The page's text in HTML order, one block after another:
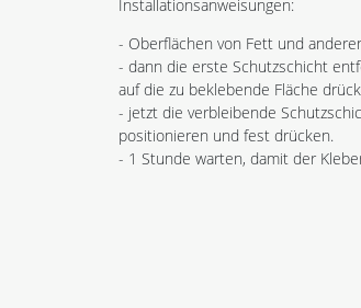
Installationsanweisungen:
- Oberflächen von Fett und
- dann die erste Schutzschicht
auf die zu beklebende Fläche
- jetzt die verbleibende
positionieren und fest drücken.
- 1 Stunde warten, damit der